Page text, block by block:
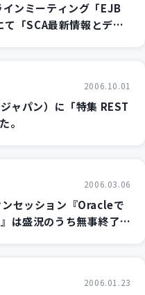
ンミーティング「EJB
「SCA最新情報とデ
2006.10.01
ャパン）に「特集 REST
。
2006.03.06
セッション『Oracleで
は盛況のうち無事終了し
2006.01.23